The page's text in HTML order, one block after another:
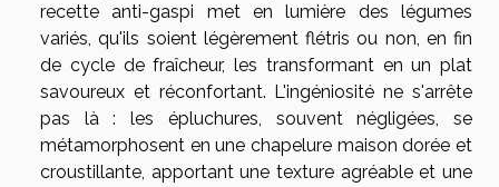
recette anti-gaspi met en lumière des légumes
variés, qu'ils soient légèrement flétris ou non, en fin
de cycle de fraîcheur, les transformant en un plat
savoureux et réconfortant. L'ingéniosité ne s'arrête
pas là : les épluchures, souvent négligées, se
métamorphosent en une chapelure maison dorée et
croustillante, apportant une texture agréable et une